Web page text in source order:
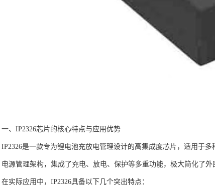
一、IP2326芯片的核心特点与应用优势
IP2326是一款专为锂电池充放电管理设计的高集成度芯片，适用于
电源管理架构，集成了充电、放电、保护等多重功能，极大简化了
在实际应用中，IP2326具备以下几个突出特点：